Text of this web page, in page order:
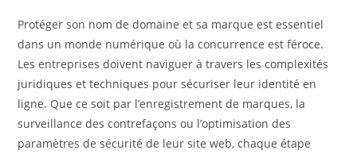
Protéger son nom de domaine et sa marque est essentiel
dans un monde numérique où la concurrence est féroce.
Les entreprises doivent naviguer à travers les complexités
juridiques et techniques pour sécuriser leur identité en
ligne. Que ce soit par l’enregistrement de marques, la
surveillance des contrefaçons ou l’optimisation des
paramètres de sécurité de leur site web, chaque étape